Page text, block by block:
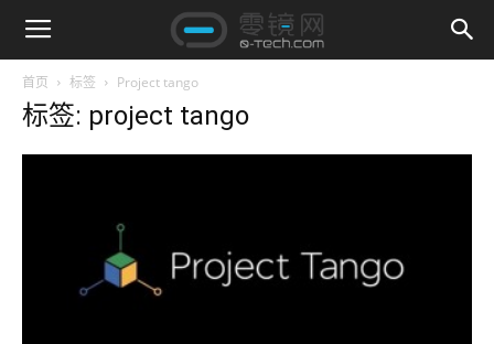
首页 标签 Project tango
标签: project tango